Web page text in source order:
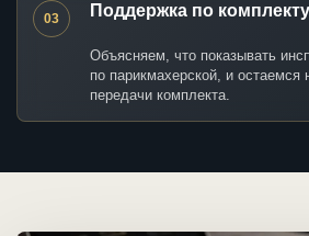
03 Поддержка по комплекту
Объясняем, что показывать
по парикмахерской, и остаемся
передачи комплекта.